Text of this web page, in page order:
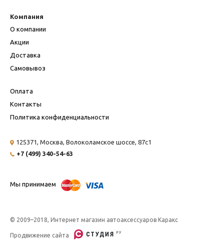
Компания
О компании
Акции
Доставка
Самовывоз
Оплата
Контакты
Политика конфиденциальности
125371, Москва, Волоколамское шоссе, 87с1
+7 (499) 340-54-63
Мы принимаем
© 2009–2018, Интернет магазин автоаксессуаров Каракс
Продвижение сайта